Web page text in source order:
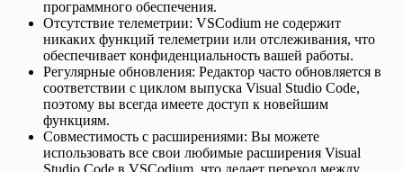
программного обеспечения.
Отсутствие телеметрии: VSCodium не содержит
никаких функций телеметрии или отслеживания, что
обеспечивает конфиденциальность вашей работы.
Регулярные обновления: Редактор часто обновляется в
соответствии с циклом выпуска Visual Studio Code,
поэтому вы всегда имеете доступ к новейшим
функциям.
Совместимость с расширениями: Вы можете
использовать все свои любимые расширения Visual